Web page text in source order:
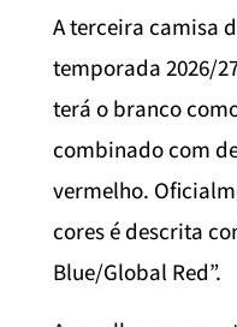
A terceira camisa
temporada 2026/
terá o branco
combinado com
vermelho.
cores é descrita
Blue/Global Red”.